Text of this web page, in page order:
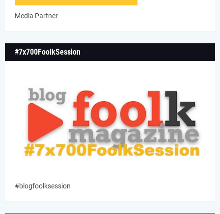
Media Partner
#7x700FoolkSession
#blogfoolksession